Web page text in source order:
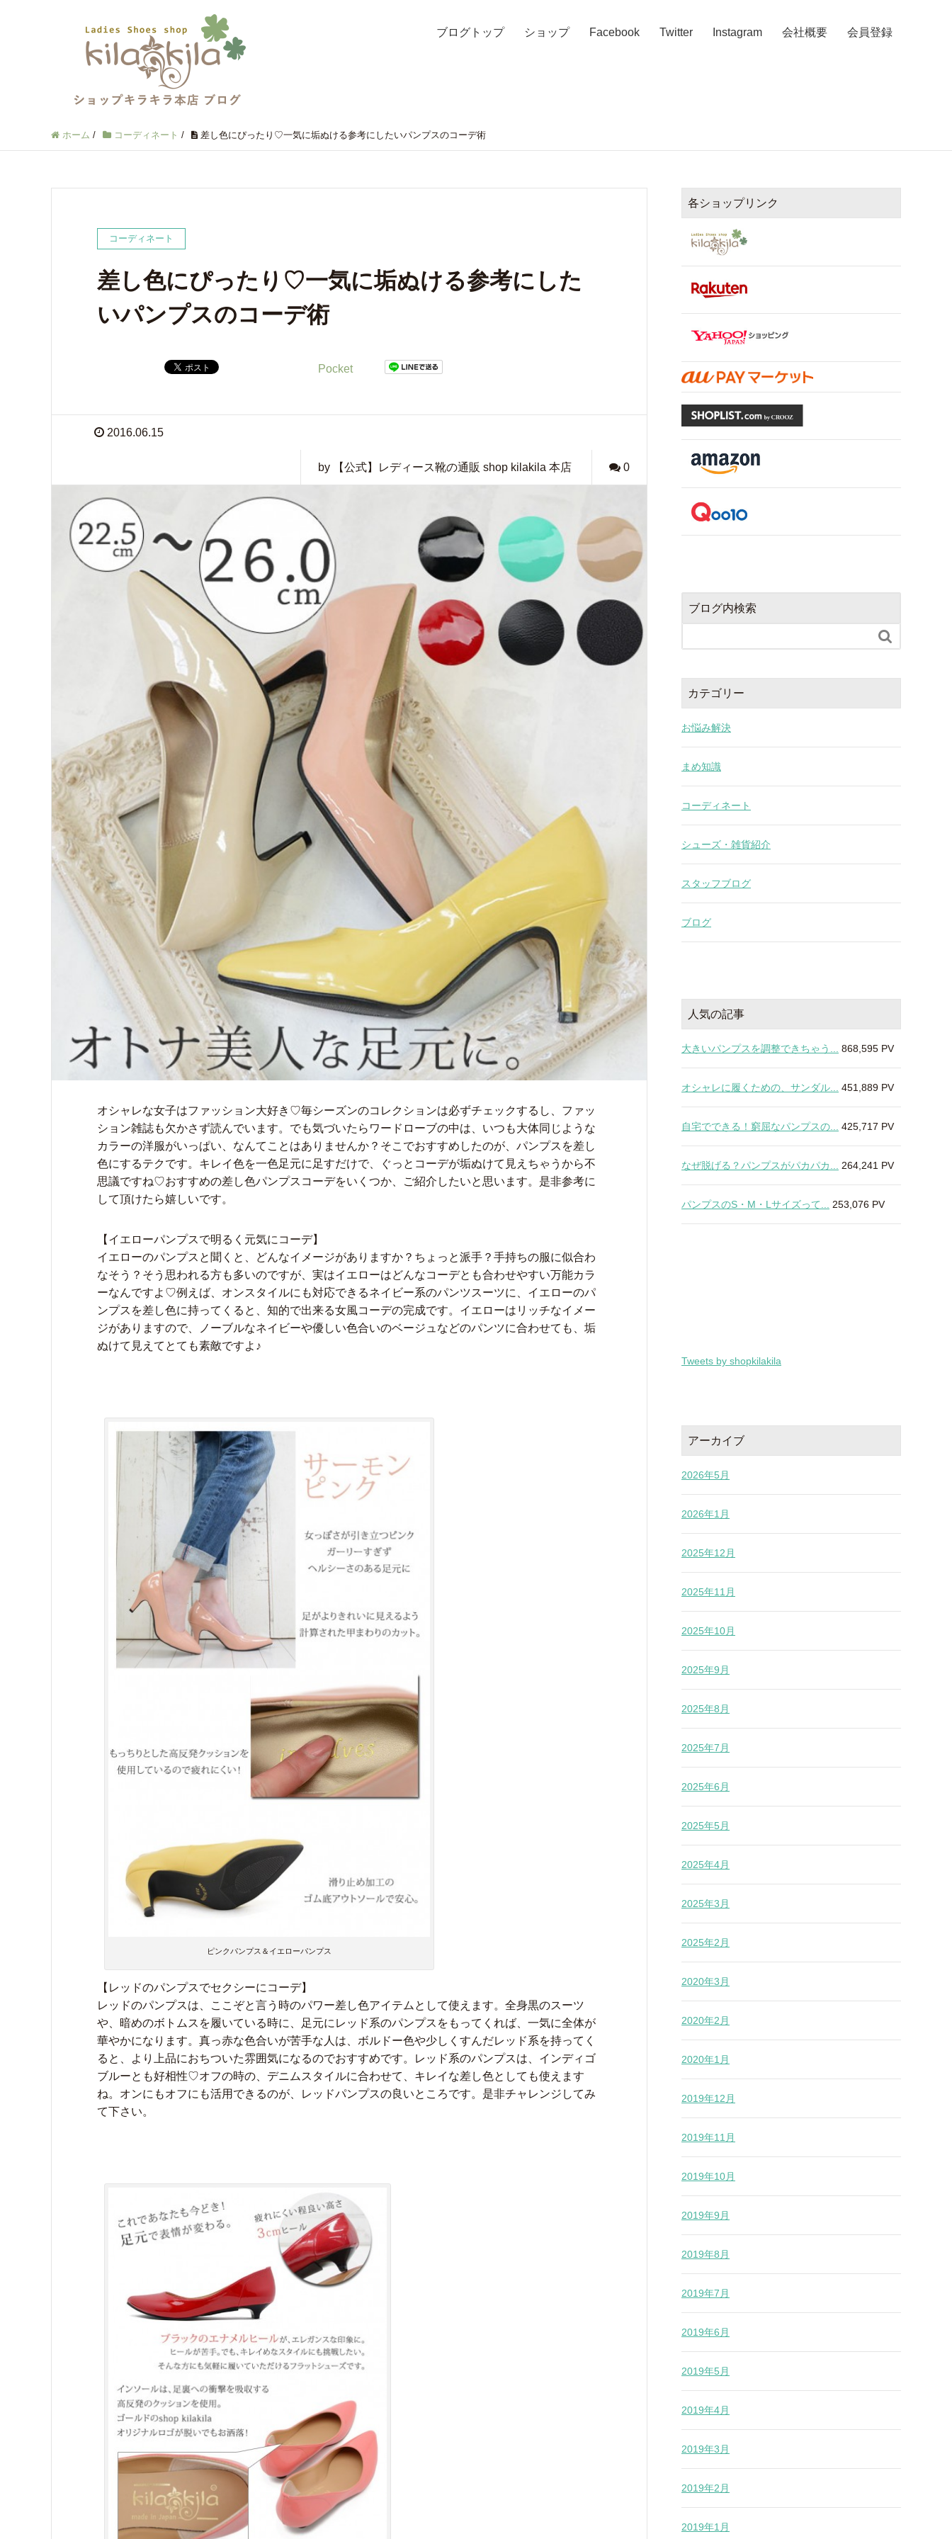
ブログトップ ショップ Facebook Twitter Instagram 会社概要 会員登録
ホーム / コーディネート / 差し色にぴったり♡一気に垢ぬける参考にしたいパンプスのコーデ術
コーディネート
差し色にぴったり♡一気に垢ぬける参考にした
いパンプスのコーデ術
Pocket
2016.06.15
by 【公式】レディース靴の通販 shop kilakila 本店 0
オシャレな女子はファッション大好き♡毎シーズンのコレクションは必ずチェックするし、ファッ
ション雑誌も欠かさず読んでいます。でも気づいたらワードローブの中は、いつも大体同じような
カラーの洋服がいっぱい、なんてことはありませんか？そこでおすすめしたのが、パンプスを差し
色にするテクです。キレイ色を一色足元に足すだけで、ぐっとコーデが垢ぬけて見えちゃうから不
思議ですね♡おすすめの差し色パンプスコーデをいくつか、ご紹介したいと思います。是非参考に
して頂けたら嬉しいです。
【イエローパンプスで明るく元気にコーデ】
イエローのパンプスと聞くと、どんなイメージがありますか？ちょっと派手？手持ちの服に似合わ
なそう？そう思われる方も多いのですが、実はイエローはどんなコーデとも合わせやすい万能カラ
ーなんですよ♡例えば、オンスタイルにも対応できるネイビー系のパンツスーツに、イエローのパ
ンプスを差し色に持ってくると、知的で出来る女風コーデの完成です。イエローはリッチなイメー
ジがありますので、ノーブルなネイビーや優しい色合いのベージュなどのパンツに合わせても、垢
ぬけて見えてとても素敵ですよ♪
ピンクパンプス＆イエローパンプス
【レッドのパンプスでセクシーにコーデ】
レッドのパンプスは、ここぞと言う時のパワー差し色アイテムとして使えます。全身黒のスーツ
や、暗めのボトムスを履いている時に、足元にレッド系のパンプスをもってくれば、一気に全体が
華やかになります。真っ赤な色合いが苦手な人は、ボルドー色や少しくすんだレッド系を持ってく
ると、より上品におちついた雰囲気になるのでおすすめです。レッド系のパンプスは、インディゴ
ブルーとも好相性♡オフの時の、デニムスタイルに合わせて、キレイな差し色としても使えます
ね。オンにもオフにも活用できるのが、レッドパンプスの良いところです。是非チャレンジしてみ
て下さい。
各ショップリンク
ブログ内検索

カテゴリー
お悩み解決
まめ知識
コーディネート
シューズ・雑貨紹介
スタッフブログ
ブログ
人気の記事
大きいパンプスを調整できちゃう... 868,595 PV
オシャレに履くための、サンダル... 451,889 PV
自宅でできる！窮屈なパンプスの... 425,717 PV
なぜ脱げる？パンプスがパカパカ... 264,241 PV
パンプスのS・M・Lサイズって... 253,076 PV
Tweets by shopkilakila
アーカイブ
2026年5月
2026年1月
2025年12月
2025年11月
2025年10月
2025年9月
2025年8月
2025年7月
2025年6月
2025年5月
2025年4月
2025年3月
2025年2月
2020年3月
2020年2月
2020年1月
2019年12月
2019年11月
2019年10月
2019年9月
2019年8月
2019年7月
2019年6月
2019年5月
2019年4月
2019年3月
2019年2月
2019年1月